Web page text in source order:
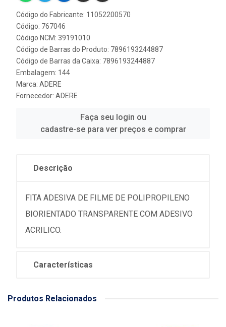
Código do Fabricante: 11052200570
Código: 767046
Código NCM: 39191010
Código de Barras do Produto: 7896193244887
Código de Barras da Caixa: 7896193244887
Embalagem: 144
Marca: ADERE
Fornecedor: ADERE
Faça seu login ou
cadastre-se para ver preços e comprar
Descrição
FITA ADESIVA DE FILME DE POLIPROPILENO
BIORIENTADO TRANSPARENTE COM ADESIVO
ACRILICO.
Características
Produtos Relacionados